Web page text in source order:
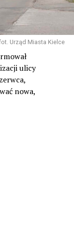
Urząd Miasta Kielce
ulicy
nowa,